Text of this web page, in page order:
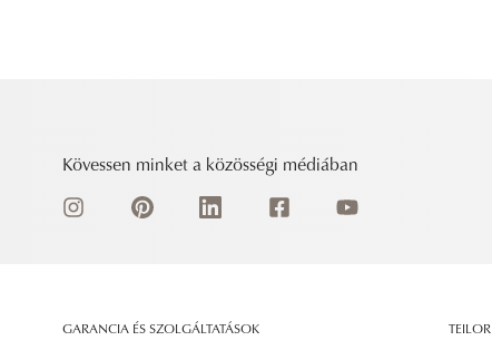
Kövessen minket a közösségi médiában
GARANCIA ÉS SZOLGÁLTATÁSOK TEILOR